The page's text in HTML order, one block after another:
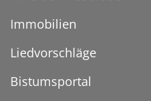
Immobilien
Liedvorschläge
Bistumsportal